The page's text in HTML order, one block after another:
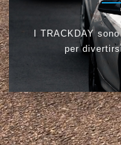
I TRACKDAY
per